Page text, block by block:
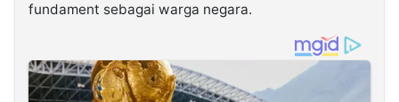
fundament sebagai warga negara.